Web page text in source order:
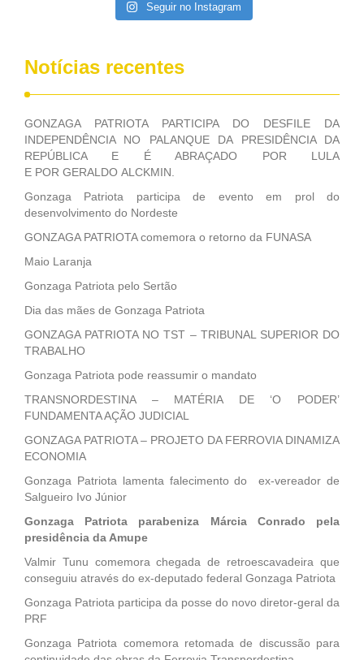
Seguir no Instagram
Notícias recentes
GONZAGA PATRIOTA PARTICIPA DO DESFILE DA
INDEPENDÊNCIA NO PALANQUE DA PRESIDÊNCIA DA
REPÚBLICA E É ABRAÇADO POR LULA
E POR GERALDO ALCKMIN.
Gonzaga Patriota participa de evento em prol do
desenvolvimento do Nordeste
GONZAGA PATRIOTA comemora o retorno da FUNASA
Maio Laranja
Gonzaga Patriota pelo Sertão
Dia das mães de Gonzaga Patriota
GONZAGA PATRIOTA NO TST – TRIBUNAL SUPERIOR DO
TRABALHO
Gonzaga Patriota pode reassumir o mandato
TRANSNORDESTINA – MATÉRIA DE ‘O PODER’
FUNDAMENTA AÇÃO JUDICIAL
GONZAGA PATRIOTA – PROJETO DA FERROVIA DINAMIZA
ECONOMIA
Gonzaga Patriota lamenta falecimento do ex-vereador de
Salgueiro Ivo Júnior
Gonzaga Patriota parabeniza Márcia Conrado pela
presidência da Amupe
Valmir Tunu comemora chegada de retroescavadeira que
conseguiu através do ex-deputado federal Gonzaga Patriota
Gonzaga Patriota participa da posse do novo diretor-geral da
PRF
Gonzaga Patriota comemora retomada de discussão para